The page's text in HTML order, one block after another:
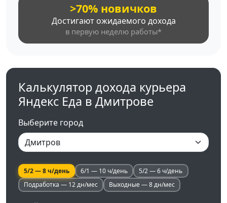
>70% новичков
Достигают ожидаемого дохода
в первую неделю работы*
Калькулятор дохода курьера
Яндекс Еда в Дмитрове
Выберите город
5/2 — 8 ч/день 6/1 — 10 ч/день
5/2 — 6 ч/день
Подработка — 12 дн/мес
Выходные — 8 дн/мес